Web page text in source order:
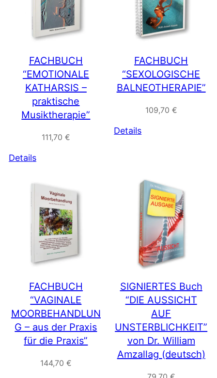
FACHBUCH
“EMOTIONALE
KATHARSIS –
praktische
Musiktherapie”
111,70 €
Details
FACHBUCH
“SEXOLOGISCHE
BALNEOTHERAPIE”
109,70 €
Details
FACHBUCH
“VAGINALE
MOORBEHANDLUN
G – aus der Praxis
für die Praxis”
144,70 €
SIGNIERTES Buch
“DIE AUSSICHT
AUF
UNSTERBLICHKEIT”
von Dr. William
Amzallag (deutsch)